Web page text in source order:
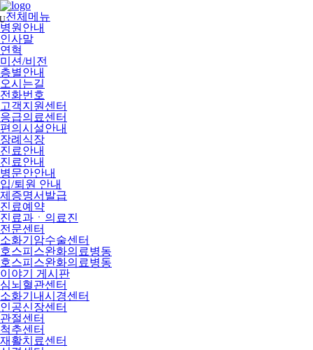
메
뉴
건
너
뛰
기
전체메뉴
병원안내
인사말
연혁
미션/비전
층별안내
오시는길
전화번호
고객지원센터
응급의료센터
편의시설안내
장례식장
진료안내
진료안내
병문안안내
입/퇴원 안내
제증명서발급
진료예약
진료과ㆍ의료진
전문센터
소화기암수술센터
호스피스완화의료병동
호스피스완화의료병동
이야기 게시판
심뇌혈관센터
소화기내시경센터
인공신장센터
관절센터
척추센터
재활치료센터